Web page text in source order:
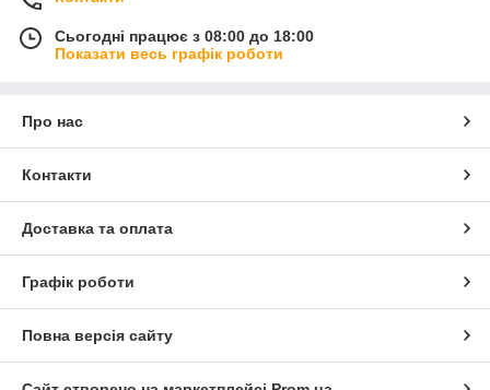
Сьогодні працює з 08:00 до 18:00
Показати весь графік роботи
Про нас
Контакти
Доставка та оплата
Графік роботи
Повна версія сайту